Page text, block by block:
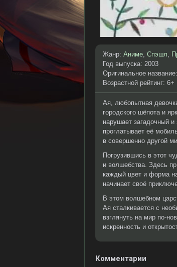
Жанр: Аниме, Спэшл,
Год выпуска: 2003
Оригинальное название:
Возрастной рейтинг: 6+
Ая, любопытная
городского шёпота и
нарушает загадочный
проглатывает её
в совершенно другой
Погрузившись в этот
и волшебства. Здесь
каждый цвет и форма
начинает своё
В этом волшебном
Ая сталкивается с
взглянуть на мир по-
искренность и
Комментарии